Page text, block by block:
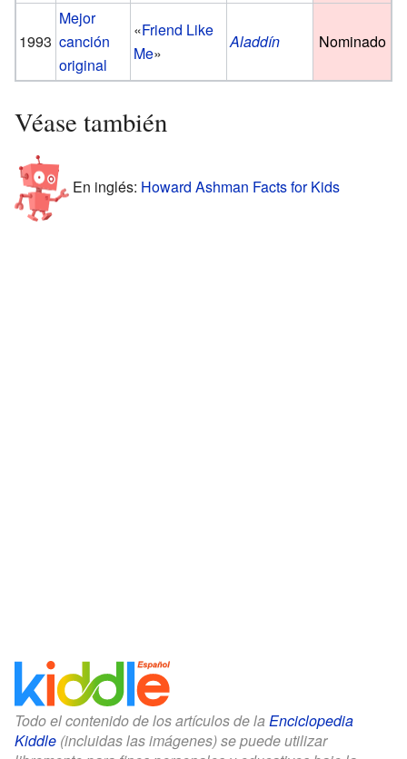
1993
Mejor
canción
original
«Friend Like
Me»
Aladdín Nominado
Véase también
En inglés: Howard Ashman Facts for Kids
Todo el contenido de los artículos de la Enciclopedia
Kiddle (incluidas las imágenes) se puede utilizar